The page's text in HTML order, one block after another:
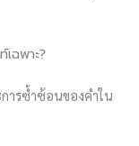
ฉพาะ?
ารซ้ำซ้อนของคำใน